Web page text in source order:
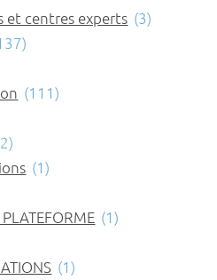
et centres experts (3)
(111)
(1)
(1)
(1)